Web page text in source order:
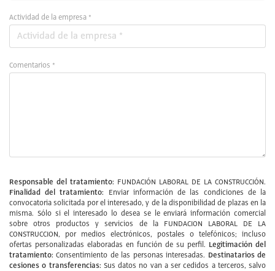
Actividad de la empresa *
Comentarios *
Responsable del tratamiento: FUNDACIÓN LABORAL DE LA CONSTRUCCIÓN.
Finalidad del tratamiento:
Enviar información de las condiciones de la
convocatoria solicitada por el interesado, y de la disponibilidad de plazas en la
misma. Sólo si el interesado lo desea se le enviará información comercial
sobre otros productos y servicios de la FUNDACION LABORAL DE LA
CONSTRUCCION, por medios electrónicos, postales o telefónicos; incluso
ofertas personalizadas elaboradas en función de su perfil. Legitimación del
tratamiento: Consentimiento de las personas interesadas. Destinatarios de
cesiones o transferencias: Sus datos no van a ser cedidos a terceros, salvo